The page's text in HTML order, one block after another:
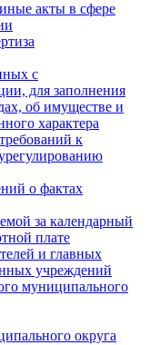
акты в сфере
с
для заполнения
об имуществе и
характера
к
о фактах
за календарный
плате
и главных
учреждений
муниципального
округа